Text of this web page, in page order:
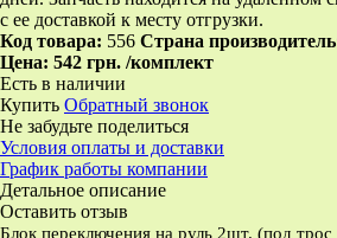
с ее доставкой к месту отгрузки.
Код товара: 556 Страна
Цена: 542 грн. /комплект
Есть в наличии
Купить Обратный звонок
Не забудьте поделиться
Условия оплаты и доставки
График работы компании
Детальное описание
Оставить отзыв
Блок переключения на руль 2шт. (под